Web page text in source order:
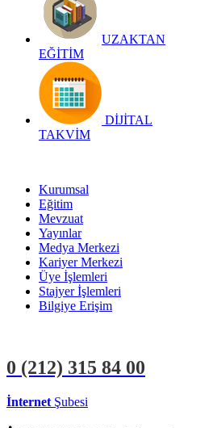
UZAKTAN
EĞİTİM
DİJİTAL
TAKVİM
Kurumsal
Eğitim
Mevzuat
Yayınlar
Medya Merkezi
Kariyer Merkezi
Üye İşlemleri
Stajyer İşlemleri
Bilgiye Erişim
0 (212) 315 84 00
İnternet Şubesi